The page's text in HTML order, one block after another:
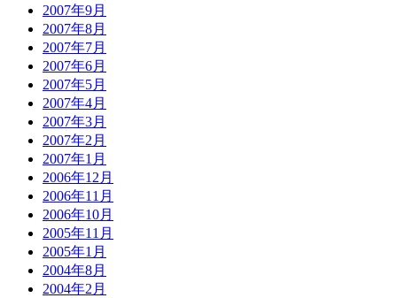
2007年9月
2007年8月
2007年7月
2007年6月
2007年5月
2007年4月
2007年3月
2007年2月
2007年1月
2006年12月
2006年11月
2006年10月
2005年11月
2005年1月
2004年8月
2004年2月